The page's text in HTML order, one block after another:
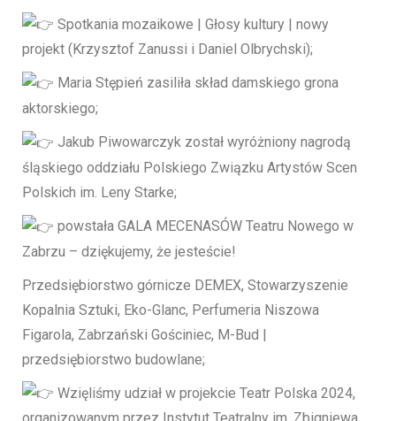
Spotkania mozaikowe | Głosy kultury | nowy
projekt (Krzysztof Zanussi i Daniel Olbrychski);
Maria Stępień zasiliła skład damskiego grona
aktorskiego;
Jakub Piwowarczyk został wyróżniony nagrodą
śląskiego oddziału Polskiego Związku Artystów Scen
Polskich im. Leny Starke;
powstała GALA MECENASÓW Teatru Nowego w
Zabrzu – dziękujemy, że jesteście!
Przedsiębiorstwo górnicze DEMEX, Stowarzyszenie
Kopalnia Sztuki, Eko-Glanc, Perfumeria Niszowa
Figarola, Zabrzański Gościniec, M-Bud |
przedsiębiorstwo budowlane;
Wzięliśmy udział w projekcie Teatr Polska 2024,